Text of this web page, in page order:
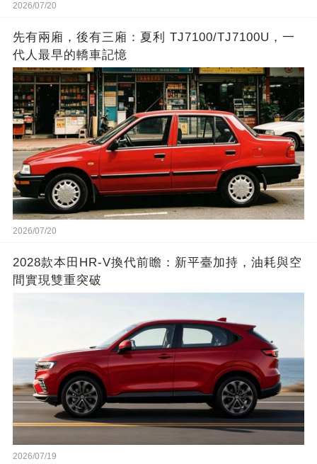
2026/07/20
先有兩廂，後有三廂：夏利 TJ7100/TJ7100U，一
代人最早的轎車記憶
2026/07/20
2028款本田HR-V換代前瞻：新平臺加持，油耗與空
間實現雙重突破
2026/07/19